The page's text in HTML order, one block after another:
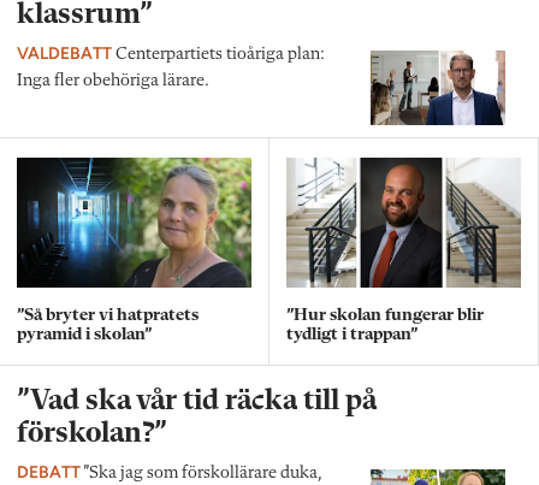
klassrum”
VALDEBATT Centerpartiets tioåriga plan:
Inga fler obehöriga lärare.
”Så bryter vi hatpratets
pyramid i skolan”
”Hur skolan fungerar blir
tydligt i trappan”
”Vad ska vår tid räcka till på
förskolan?”
DEBATT”Ska jag som förskollärare duka,